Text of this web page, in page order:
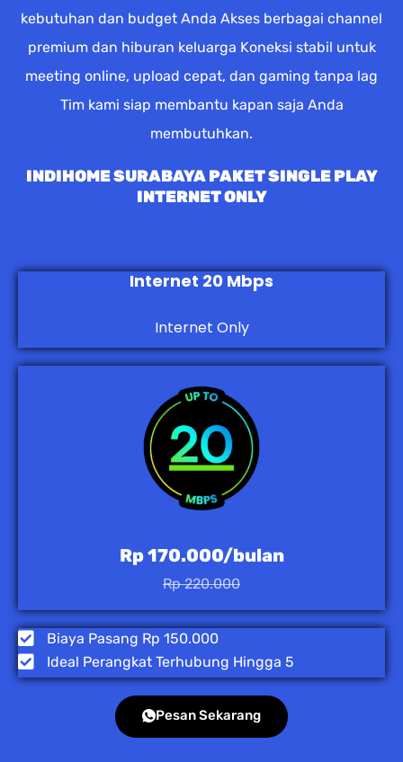
kebutuhan dan budget Anda Akses berbagai channel
premium dan hiburan keluarga Koneksi stabil untuk
meeting online, upload cepat, dan gaming tanpa lag
Tim kami siap membantu kapan saja Anda
membutuhkan.
INDIHOME SURABAYA PAKET SINGLE PLAY
INTERNET ONLY
Internet 20 Mbps
Internet Only
Rp 170.000/bulan
Rp 220.000
Biaya Pasang Rp 150.000
Ideal Perangkat Terhubung Hingga 5
Pesan Sekarang